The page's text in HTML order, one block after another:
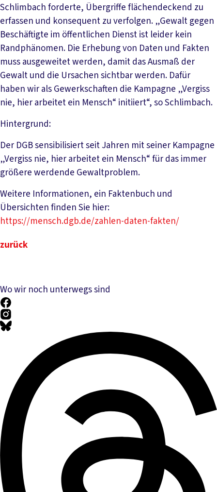
Schlimbach forderte, Übergriffe flächendeckend zu
erfassen und konsequent zu verfolgen. „Gewalt gegen
Beschäftigte im öffentlichen Dienst ist leider kein
Randphänomen. Die Erhebung von Daten und Fakten
muss ausgeweitet werden, damit das Ausmaß der
Gewalt und die Ursachen sichtbar werden. Dafür
haben wir als Gewerkschaften die Kampagne „Vergiss
nie, hier arbeitet ein Mensch“ initiiert“, so Schlimbach.
Hintergrund:
Der DGB sensibilisiert seit Jahren mit seiner Kampagne
„Vergiss nie, hier arbeitet ein Mensch“ für das immer
größere werdende Gewaltproblem.
Weitere Informationen, ein Faktenbuch und
Übersichten finden Sie hier:
https://mensch.dgb.de/zahlen-daten-fakten/
zurück
Wo wir noch unterwegs sind